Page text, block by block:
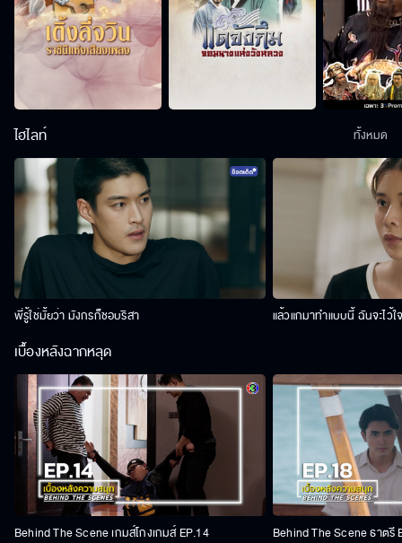
ไฮไลท์
พี่รู้ใช่มั้ยว่า มังกรก็ชอบริสา แล้วแกมาทำแบบนี้ ฉันจะไว้ใ
ทั้งหมด
เบื้องหลังฉากหลุด
Behind The Scene เกมส์โกงเกมส์ EP.14 Behind The Scene ธาตรี